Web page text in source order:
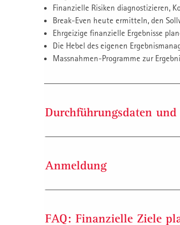
Finanzielle Risiken diagnostizieren,
Break-Even heute ermitteln, den
Ehrgeizige finanzielle Ergebnisse
Die Hebel des eigenen
Massnahmen-Programme zur
Durchführungsdaten
Dauer: 9 Tage
Rechnungsstellung in Euro möglich
Anmeldung
FAQ: Finanzielle Ziele